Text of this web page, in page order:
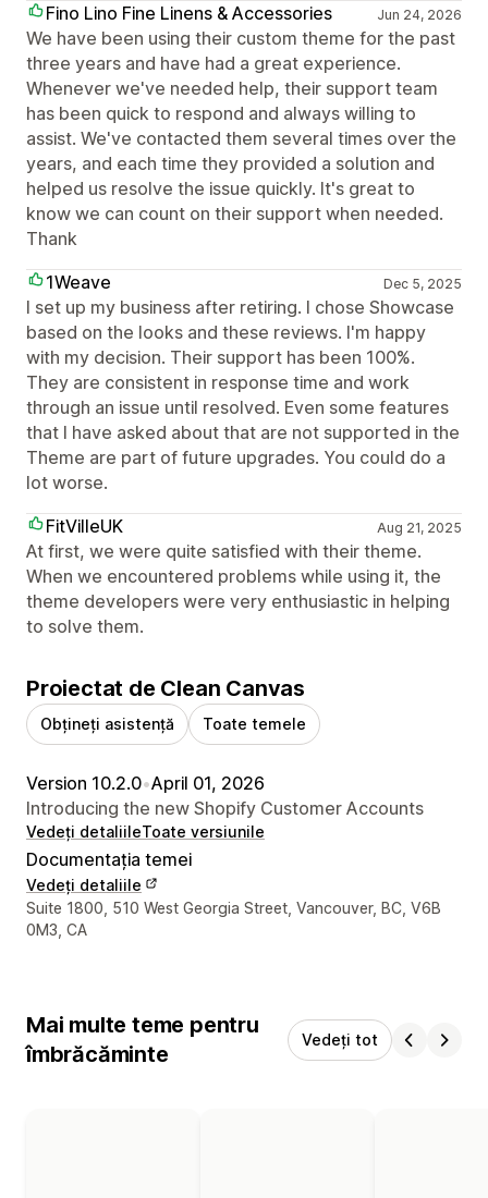
Fino Lino Fine Linens & Accessories
Jun 24, 2026
We have been using their custom theme for the past
three years and have had a great experience.
Whenever we've needed help, their support team
has been quick to respond and always willing to
assist. We've contacted them several times over the
years, and each time they provided a solution and
helped us resolve the issue quickly. It's great to
know we can count on their support when needed.
Thank
1Weave
Dec 5, 2025
I set up my business after retiring. I chose Showcase
based on the looks and these reviews. I'm happy
with my decision. Their support has been 100%.
They are consistent in response time and work
through an issue until resolved. Even some features
that I have asked about that are not supported in the
Theme are part of future upgrades. You could do a
lot worse.
FitVilleUK
Aug 21, 2025
At first, we were quite satisfied with their theme.
When we encountered problems while using it, the
theme developers were very enthusiastic in helping
to solve them.
Proiectat de Clean Canvas
Obțineți asistență Toate temele
Version 10.2.0•April 01, 2026
Introducing the new Shopify Customer Accounts
Vedeți detaliileToate versiunile
Documentația temei
Vedeți detaliile
Detaliile de contact ale designerului
Suite 1800, 510 West Georgia Street, Vancouver, BC, V6B
0M3, CA
Mai multe teme pentru
îmbrăcăminte
Vedeți tot